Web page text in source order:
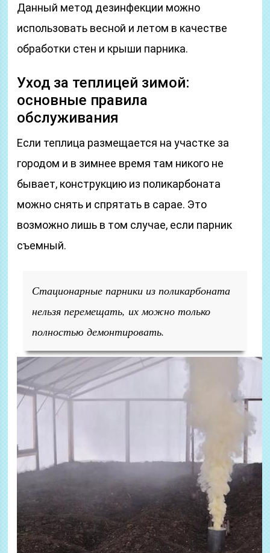
Данный метод дезинфекции можно
использовать весной и летом в качестве
обработки стен и крыши парника.
Уход за теплицей зимой:
основные правила
обслуживания
Если теплица размещается на участке за
городом и в зимнее время там никого не
бывает, конструкцию из поликарбоната
можно снять и спрятать в сарае. Это
возможно лишь в том случае, если парник
съемный.
Стационарные парники из поликарбоната
нельзя перемещать, их можно только
полностью демонтировать.